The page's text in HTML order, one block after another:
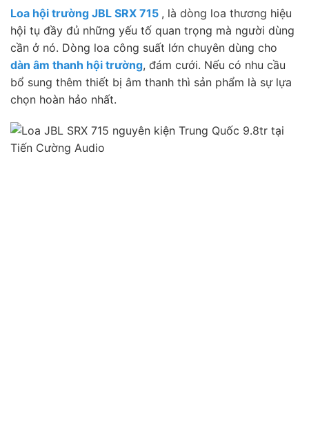
Loa hội trường JBL SRX 715 , là dòng loa thương hiệu
hội tụ đầy đủ những yếu tố quan trọng mà người dùng
cần ở nó. Dòng loa công suất lớn chuyên dùng cho
dàn âm thanh hội trường, đám cưới. Nếu có nhu cầu
bổ sung thêm thiết bị âm thanh thì sản phẩm là sự lựa
chọn hoàn hảo nhất.